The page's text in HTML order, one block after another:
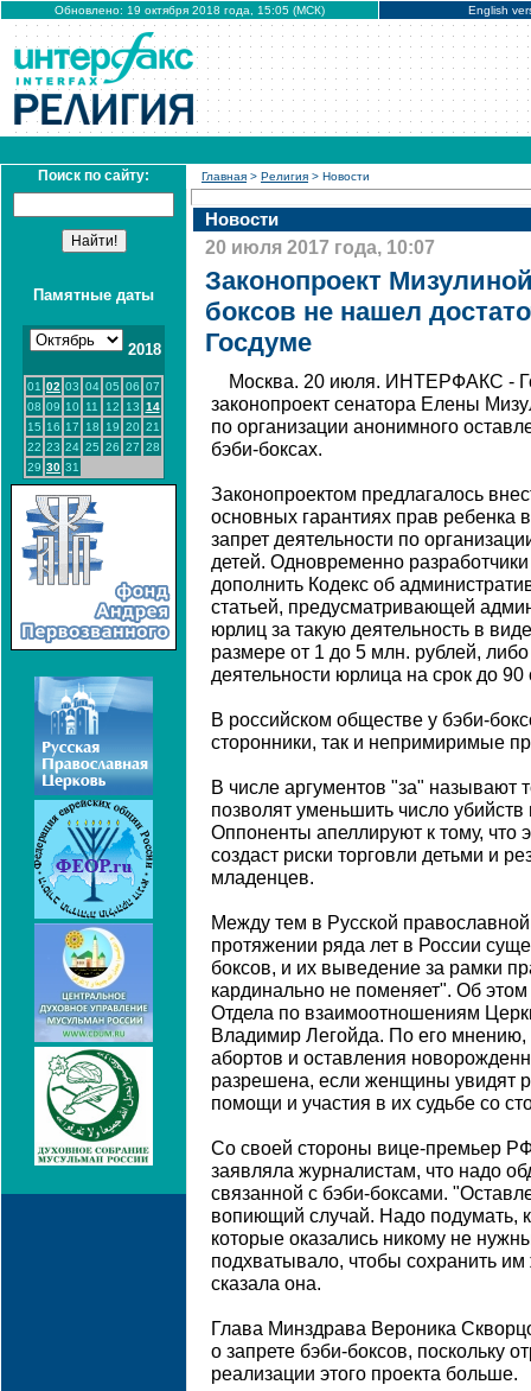
Обновлено: 19 октября 2018 года, 15:05 (МСК) English
Поиск по сайту:
Памятные даты
2018
01 02 03 04 05 06 07
08 09 10 11 12 13 14
15 16 17 18 19 20 21
22 23 24 25 26 27 28
29 30 31
Главная > Религия > Новости
Новости
20 июля 2017 года, 10:07
Законопроект
боксов не нашел
Госдуме
Москва. 20 июля. ИНТЕРФАКС -
законопроект сенатора Елены
по организации анонимного
бэби-боксах.
Законопроектом предлагалось
основных гарантиях прав
запрет деятельности по
детей. Одновременно
дополнить Кодекс об
статьей, предусматривающей
юрлиц за такую деятельность в
размере от 1 до 5 млн. рублей,
деятельности юрлица на срок до 90
В российском обществе у бэби-
сторонники, так и непримиримые
В числе аргументов "за" называют
позволят уменьшить число
Оппоненты апеллируют к тому, что
создаст риски торговли детьми и
младенцев.
Между тем в Русской
протяжении ряда лет в России
боксов, и их выведение за рамки
кардинально не поменяет". Об этом
Отдела по взаимоотношениям
Владимир Легойда. По его
абортов и оставления
разрешена, если женщины увидят
помощи и участия в их судьбе со
Со своей стороны вице-премьер
заявляла журналистам, что надо
связанной с бэби-боксами.
вопиющий случай. Надо подумать,
которые оказались никому не
подхватывало, чтобы сохранить
сказала она.
Глава Минздрава Вероника
о запрете бэби-боксов, поскольку
реализации этого проекта больше.